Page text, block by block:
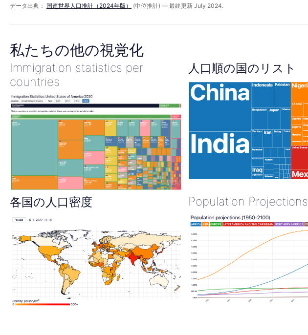
1980
年
データ出典： 国連世界人口推計（2024年版） (中位推計) — 最終更新 July 2024.
私たちの他の視覚化
Immigration statistics per
countries
人口順の国のリスト
各国の人口密度 Population Projections